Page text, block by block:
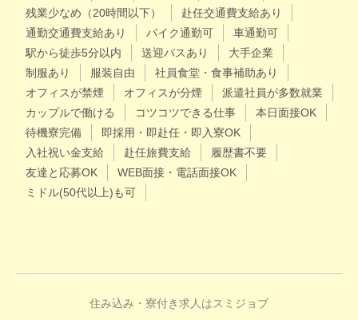
残業少なめ（20時間以下）
赴任交通費支給あり
通勤交通費支給あり
バイク通勤可
車通勤可
駅から徒歩5分以内
送迎バスあり
大手企業
制服あり
服装自由
社員食堂・食事補助あり
オフィスが禁煙
オフィスが分煙
派遣社員が多数就業
カップルで働ける
コツコツできる仕事
本日面接OK
待機寮完備
即採用・即赴任・即入寮OK
入社祝い金支給
赴任旅費支給
履歴書不要
友達と応募OK
WEB面接・電話面接OK
ミドル(50代以上)も可
住み込み・寮付き求人はスミジョブ